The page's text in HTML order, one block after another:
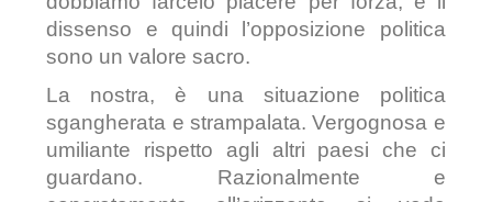
dissenso e quindi l’opposizione politica
sono un valore sacro.
La nostra, è una situazione politica
sgangherata e strampalata. Vergognosa e
umiliante rispetto agli altri paesi che ci
guardano. Razionalmente e